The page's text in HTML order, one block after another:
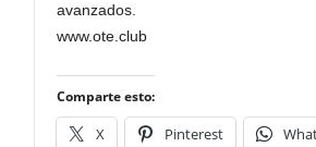
avanzados.
www.ote.club
Comparte esto:
X Pinterest